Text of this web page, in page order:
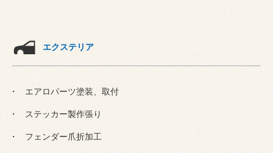
エクステリア
エアロパーツ塗装、取付
ステッカー製作張り
フェンダー爪折加工